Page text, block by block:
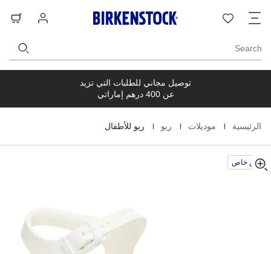
الدخول
Search
توصيل مجاني للطلبات التي تزيد
عن 400 درهم إماراتي
Homepage الرئيسية موديلات ريو ريو للأطفال
عرض خاص